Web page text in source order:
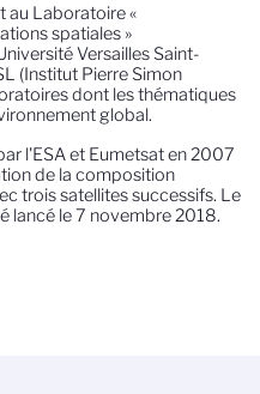
au Laboratoire «
spatiales »
Versailles Saint-
(Institut Pierre Simon
dont les thématiques
global.
l'ESA et Eumetsat en 2007
de la composition
trois satellites successifs. Le
lancé le 7 novembre 2018.